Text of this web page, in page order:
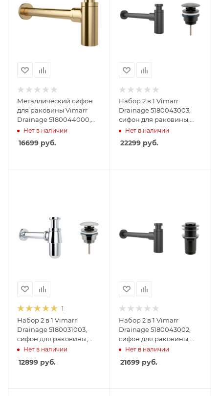
Металлический сифон
для раковины Vimarr
Drainage 5180044000,
золото
Нет в наличии
16699 руб.
Набор 2 в 1 Vimarr
Drainage 5180043003,
сифон для раковины,
донный клапан
универсальный,
матовый черный
Нет в наличии
22299руб.
1
Набор 2 в 1 Vimarr
Drainage 5180031003,
сифон для раковины,
донный клапан
универсальный, хром
Нет в наличии
12899 руб.
Набор 2 в 1 Vimarr
Drainage 5180043002,
сифон для раковины,
донный клапан без
перелива, матовый
черный
Нет в наличии
21699руб.